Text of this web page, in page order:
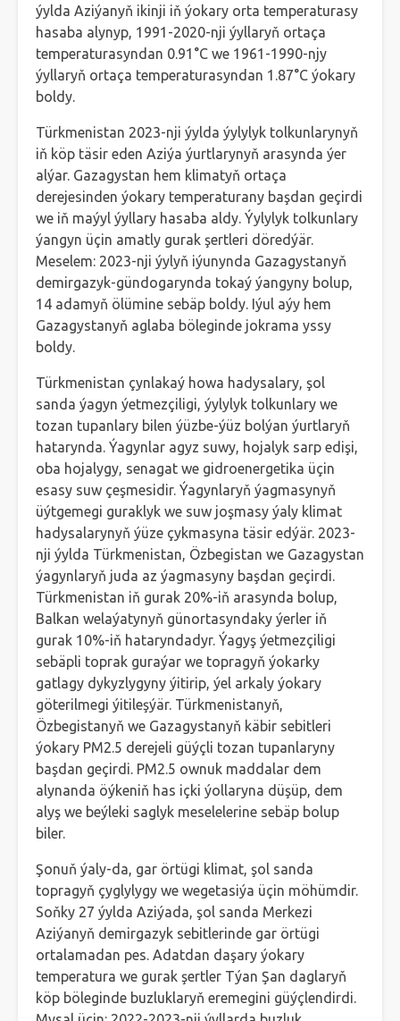
ýylda Aziýanyň ikinji iň ýokary orta temperaturasy
hasaba alynyp, 1991-2020-nji ýyllaryň ortaça
temperaturasyndan 0.91°​C we 1961-1990-njy
ýyllaryň ortaça temperaturasyndan 1.87°C ýokary
boldy.
Türkmenistan 2023-nji ýylda ýylylyk tolkunlarynyň
iň köp täsir eden Aziýa ýurtlarynyň arasynda ýer
alýar. Gazagystan hem klimatyň ortaça
derejesinden ýokary temperaturany başdan geçirdi
we iň maýyl ýyllary hasaba aldy. Ýylylyk tolkunlary
ýangyn üçin amatly gurak şertleri döredýär.
Meselem: 2023-nji ýylyň iýunynda Gazagystanyň
demirgazyk-gündogarynda tokaý ýangyny bolup,
14 adamyň ölümine sebäp boldy. Iýul aýy hem
Gazagystanyň aglaba böleginde jokrama yssy
boldy.
Türkmenistan çynlakaý howa hadysalary, şol
sanda ýagyn ýetmezçiligi, ýylylyk tolkunlary we
tozan tupanlary bilen ýüzbe-ýüz bolýan ýurtlaryň
hatarynda. Ýagynlar agyz suwy, hojalyk sarp edişi,
oba hojalygy, senagat we gidroenergetika üçin
esasy suw çeşmesidir. Ýagynlaryň ýagmasynyň
üýtgemegi guraklyk we suw joşmasy ýaly klimat
hadysalarynyň ýüze çykmasyna täsir edýär. 2023-
nji ýylda Türkmenistan, Özbegistan we Gazagystan
ýagynlaryň juda az ýagmasyny başdan geçirdi.
Türkmenistan iň gurak 20%-iň arasynda bolup,
Balkan welaýatynyň günortasyndaky ýerler iň
gurak 10%-iň hataryndadyr. Ýagyş ýetmezçiligi
sebäpli toprak guraýar we topragyň ýokarky
gatlagy dykyzlygyny ýitirip, ýel arkaly ýokary
göterilmegi ýitileşýär. Türkmenistanyň,
Özbegistanyň we Gazagystanyň käbir sebitleri
ýokary PM2.5 derejeli güýçli tozan tupanlaryny
başdan geçirdi. PM2.5 ownuk maddalar dem
alynanda öýkeniň has içki ýollaryna düşüp, dem
alyş we beýleki saglyk meselelerine sebäp bolup
biler.
Şonuň ýaly-da, gar örtügi klimat, şol sanda
topragyň çyglylygy we wegetasiýa üçin möhümdir.
Soňky 27 ýylda Aziýada, şol sanda Merkezi
Aziýanyň demirgazyk sebitlerinde gar örtügi
ortalamadan pes. Adatdan daşary ýokary
temperatura we gurak şertler Týan Şan daglaryň
köp böleginde buzluklaryň eremegini güýçlendirdi.